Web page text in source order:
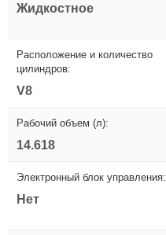
Жидкостное
Расположение и количество
цилиндров:
V8
Рабочий объем (л):
14.618
Электронный блок управления:
Нет